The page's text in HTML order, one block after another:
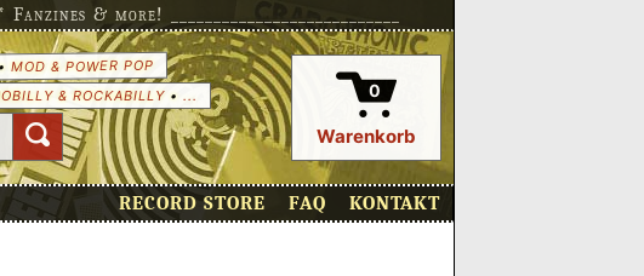
& more! ___________________________
• MOD & POWER POP
& ROCKABILLY• ... 0
Warenkorb
RECORD STORE FAQ KONTAKT